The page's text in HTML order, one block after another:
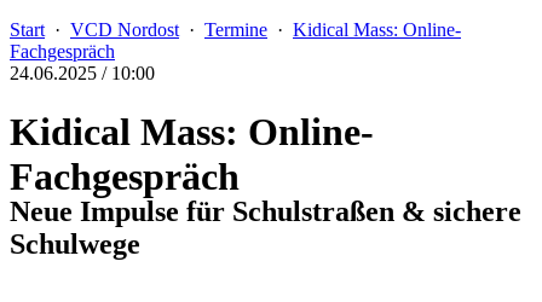
Start · VCD Nordost · Termine · Kidical Mass: Online-
Fachgespräch
24.06.2025 / 10:00
Kidical Mass: Online-
Fachgespräch
Neue Impulse für Schulstraßen & sichere
Schulwege